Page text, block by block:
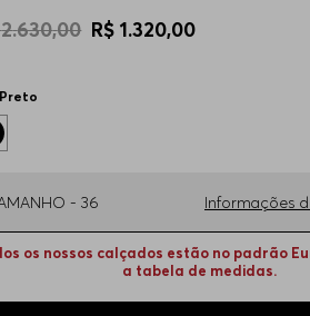
2.630,00 R$ 1.320,00
Preto
-36 Informações
Qual o seu Tamanho? Tabela
os nossos calçados estão no padrão
a tabela de medidas.